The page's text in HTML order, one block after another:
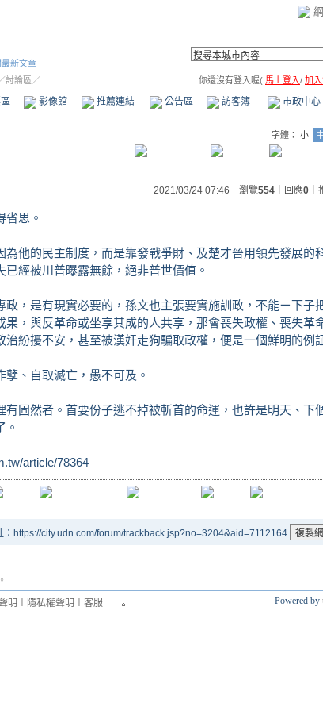
最新文章
討論區／ 你還沒有登入喔( 馬上登入/ 加
影像館 推薦連結 公告區 訪客簿 市政中心
字體： 小 中
2021/03/24 07:46 瀏覽554 ｜回應0
省思。
為他的民主制度，而是靠發戰爭財、及楚才晉用領先發展的
已經被川普曝露無餘，絕非普世價值。
政，是有現實必要的，孫文也主張要實施訓政，不能ㄧ下子
果，與反革命或坐享其成的人共享，那會喪失政權、喪失革
治紛擾不安，甚至被漢奸走狗騙取政權，便是一個鮮明的例
孽、自取滅亡，愚不可及。
有固然者。首要份子逃不掉被斬首的命運，也許是明天、下
。
article/78364
：https://city.udn.com/forum/trackback.jsp?no=3204&aid=7112164
明 隱私權聲明 客服 Powered by